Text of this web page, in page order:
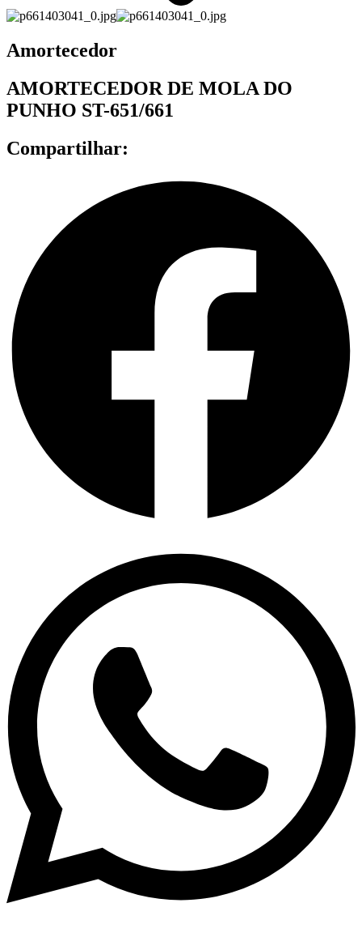
Amortecedor
AMORTECEDOR DE MOLA DO
PUNHO ST-651/661
Compartilhar: